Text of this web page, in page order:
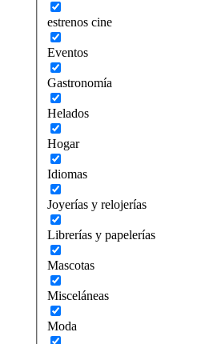
estrenos cine
Eventos
Gastronomía
Helados
Hogar
Idiomas
Joyerías y relojerías
Librerías y papelerías
Mascotas
Misceláneas
Moda